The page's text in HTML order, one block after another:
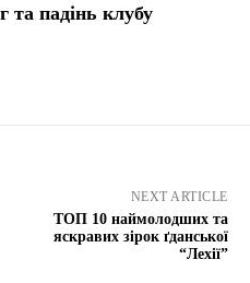
та падінь клубу
NEXT ARTICLE
ТОП 10 наймолодших та
яскравих зірок ґданської
“Лехії”